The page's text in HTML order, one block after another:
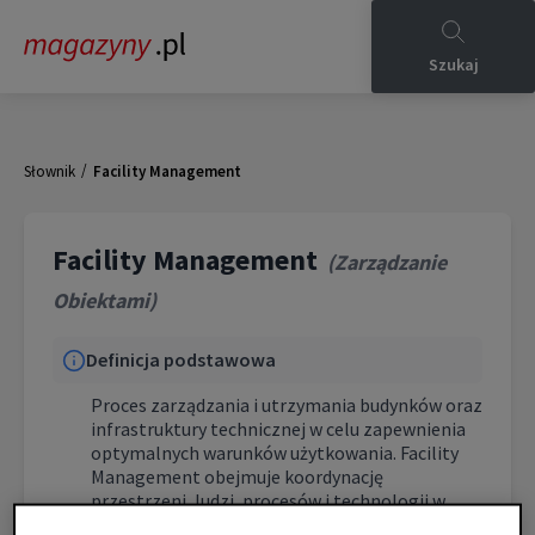
Szukaj
Słownik / Facility Management
Facility Management (Zarządzanie
Obiektami)
Definicja podstawowa
Proces zarządzania i utrzymania budynków oraz
infrastruktury technicznej w celu zapewnienia
optymalnych warunków użytkowania. Facility
Management obejmuje koordynację
przestrzeni, ludzi, procesów i technologii w